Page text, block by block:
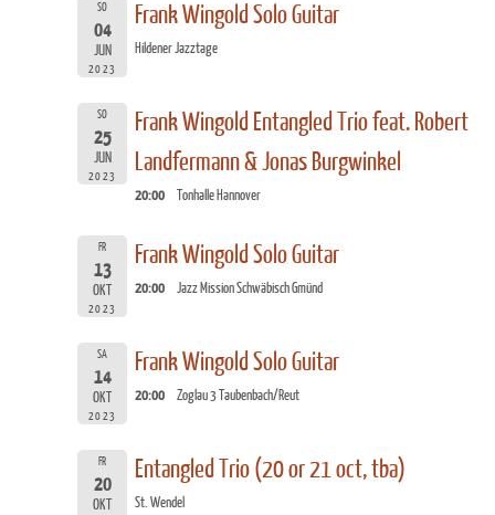
SO
04
JUN
2023
Frank Wingold Solo Guitar
Hildener Jazztage
SO
25
JUN
2023
Frank Wingold Entangled Trio feat. Robert
Landfermann & Jonas Burgwinkel
20:00 Tonhalle Hannover
FR
13
OKT
2023
Frank Wingold Solo Guitar
20:00 Jazz Mission Schwäbisch Gmünd
SA
14
OKT
2023
Frank Wingold Solo Guitar
20:00 Zoglau 3 Taubenbach/Reut
FR
20
OKT
Entangled Trio (20 or 21 oct, tba)
St. Wendel